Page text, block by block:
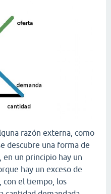
razón externa, como
descubre una forma de
en un principio hay un
hay un exceso de
con el tiempo, los